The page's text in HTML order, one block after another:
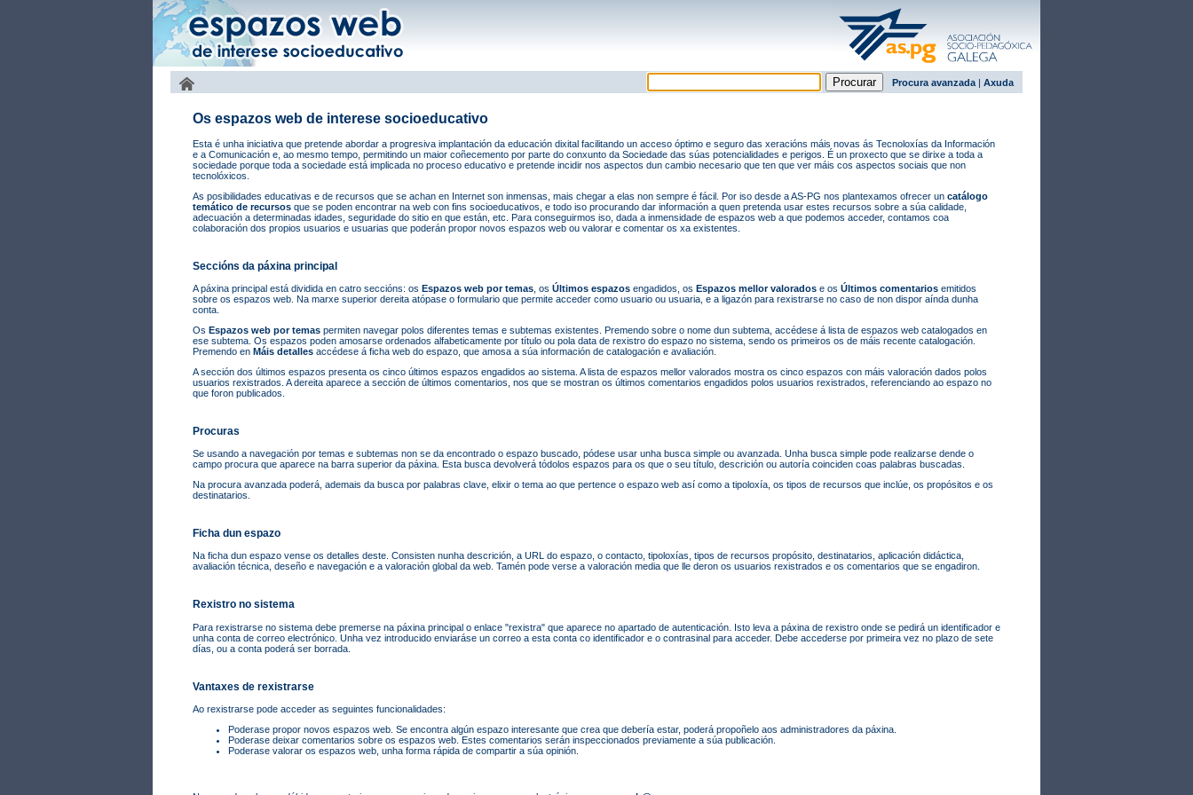
Procura avanzada | Axuda
Os espazos web de interese socioeducativo
Esta é unha iniciativa que pretende abordar a progresiva implantación da educación dixital facilitando un acceso óptimo e seguro das xeracións máis novas ás Tecnoloxías da Información
e a Comunicación e, ao mesmo tempo, permitindo un maior coñecemento por parte do conxunto da Sociedade das súas potencialidades e perigos. É un proxecto que se dirixe a toda a
sociedade porque toda a sociedade está implicada no proceso educativo e pretende incidir nos aspectos dun cambio necesario que ten que ver máis cos aspectos sociais que non
tecnolóxicos.
As posibilidades educativas e de recursos que se achan en Internet son inmensas, mais chegar a elas non sempre é fácil. Por iso desde a AS-PG nos plantexamos ofrecer un catálogo
temático de recursos que se poden encontrar na web con fins socioeducativos, e todo iso procurando dar información a quen pretenda usar estes recursos sobre a súa calidade,
adecuación a determinadas idades, seguridade do sitio en que están, etc. Para conseguirmos iso, dada a inmensidade de espazos web a que podemos acceder, contamos coa
colaboración dos propios usuarios e usuarias que poderán propor novos espazos web ou valorar e comentar os xa existentes.
Seccións da páxina principal
A páxina principal está dividida en catro seccións: os Espazos web por temas , os Últimos espazos engadidos, os Espazos mellor valorados e os Últimos comentarios emitidos
sobre os espazos web. Na marxe superior dereita atópase o formulario que permite acceder como usuario ou usuaria, e a ligazón para rexistrarse no caso de non dispor aínda dunha
conta.
Os Espazos web por temas permiten navegar polos diferentes temas e subtemas existentes. Premendo sobre o nome dun subtema, accédese á lista de espazos web catalogados en
ese subtema. Os espazos poden amosarse ordenados alfabeticamente por título ou pola data de rexistro do espazo no sistema, sendo os primeiros os de máis recente catalogación.
Premendo en Máis detalles accédese á ficha web do espazo, que amosa a súa información de catalogación e avaliación.
A sección dos últimos espazos presenta os cinco últimos espazos engadidos ao sistema. A lista de espazos mellor valorados mostra os cinco espazos con máis valoración dados polos
usuarios rexistrados. A dereita aparece a sección de últimos comentarios, nos que se mostran os últimos comentarios engadidos polos usuarios rexistrados, referenciando ao espazo no
que foron publicados.
Procuras
Se usando a navegación por temas e subtemas non se da encontrado o espazo buscado, pódese usar unha busca simple ou avanzada. Unha busca simple pode realizarse dende o
campo procura que aparece na barra superior da páxina. Esta busca devolverá tódolos espazos para os que o seu título, descrición ou autoría coinciden coas palabras buscadas.
Na procura avanzada poderá, ademais da busca por palabras clave, elixir o tema ao que pertence o espazo web así como a tipoloxía, os tipos de recursos que inclúe, os propósitos e os
destinatarios.
Ficha dun espazo
Na ficha dun espazo vense os detalles deste. Consisten nunha descrición, a URL do espazo, o contacto, tipoloxías, tipos de recursos propósito, destinatarios, aplicación didáctica,
avaliación técnica, deseño e navegación e a valoración global da web. Tamén pode verse a valoración media que lle deron os usuarios rexistrados e os comentarios que se engadiron.
Rexistro no sistema
Para rexistrarse no sistema debe premerse na páxina principal o enlace "rexistra" que aparece no apartado de autenticación. Isto leva a páxina de rexistro onde se pedirá un identificador e
unha conta de correo electrónico. Unha vez introducido enviaráse un correo a esta conta co identificador e o contrasinal para acceder. Debe accederse por primeira vez no plazo de sete
días, ou a conta poderá ser borrada.
Vantaxes de rexistrarse
Ao rexistrarse pode acceder as seguintes funcionalidades:
Poderase propor novos espazos web. Se encontra algún espazo interesante que crea que debería estar, poderá propoñelo aos administradores da páxina.
Poderase deixar comentarios sobre os espazos web. Estes comentarios serán inspeccionados previamente a súa publicación.
Poderase valorar os espazos web, unha forma rápida de compartir a súa opinión.